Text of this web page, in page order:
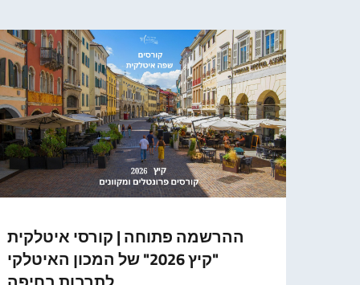
ההרשמה פתוחה | קורסי איטלקית
"קיץ 2026" של המכון האיטלקי